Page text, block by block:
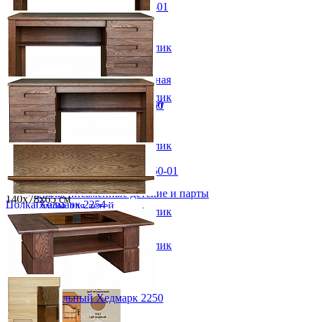
Детская
Двухъярусные кровати
Декор в детскую
Детская Вилия-М модульная
Детские гарнитуры
Детские кровати до 3-х лет
Детские кровати от 3 лет
Комоды классические
Комоды пеленальные
Кровати домики
Полки детские
Стеллажи детские
Столы письменные детские и парты
Тумбы для детей
Шведская стенка
Шкафы детские
Ящики и короба
Шкаф книжный Хедмарк 2354-01
от 134 500 ₽
60х213х44,2 см
В корзину Быстро купить в 1 клик
Стол туалетный Хедмарк 2352
от 103 100 ₽
120х78х50 см
В корзину Быстро купить в 1 клик
Стол письменный Хедмарк 2350
от 124 500 ₽
140х78х65 см
В корзину Быстро купить в 1 клик
Стол письменный Хедмарк 2350-01
от 124 500 ₽
140х78х65 см
В корзину Быстро купить в 1 клик
Полка Хедмарк 2254
от 31 600 ₽
145х49х30,4 см
В корзину Быстро купить в 1 клик
Стол журнальный Хедмарк 2250
от 82 500 ₽